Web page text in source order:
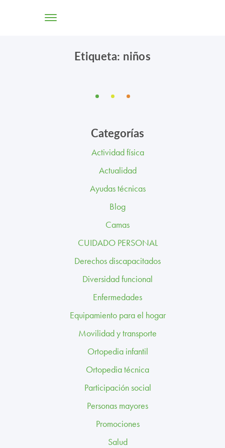
TIENDA ONLINE
CENTROS
PROFESIONALES
BLOG
CONTACTO
CANAL ÉTICO
Etiqueta: niños
Categorías
Actividad física
Actualidad
Ayudas técnicas
Blog
Camas
CUIDADO PERSONAL
Derechos discapacitados
Diversidad funcional
Enfermedades
Equipamiento para el hogar
Movilidad y transporte
Ortopedia infantil
Ortopedia técnica
Participación social
Personas mayores
Promociones
Salud